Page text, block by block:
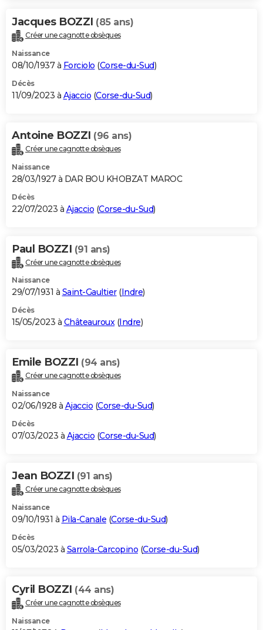
Jacques BOZZI (85 ans)
Créer une cagnotte obsèques
Naissance
08/10/1937 à Forciolo (Corse-du-Sud)
Décès
11/09/2023 à Ajaccio (Corse-du-Sud)
Antoine BOZZI (96 ans)
Créer une cagnotte obsèques
Naissance
28/03/1927 à DAR BOU KHOBZAT MAROC
Décès
22/07/2023 à Ajaccio (Corse-du-Sud)
Paul BOZZI (91 ans)
Créer une cagnotte obsèques
Naissance
29/07/1931 à Saint-Gaultier(Indre)
Décès
15/05/2023 à Châteauroux(Indre)
Emile BOZZI (94 ans)
Créer une cagnotte obsèques
Naissance
02/06/1928 à Ajaccio (Corse-du-Sud)
Décès
07/03/2023 à Ajaccio (Corse-du-Sud)
Jean BOZZI (91 ans)
Créer une cagnotte obsèques
Naissance
09/10/1931 à Pila-Canale (Corse-du-Sud)
Décès
05/03/2023 à Sarrola-Carcopino (Corse-du-Sud)
Cyril BOZZI (44 ans)
Créer une cagnotte obsèques
Naissance